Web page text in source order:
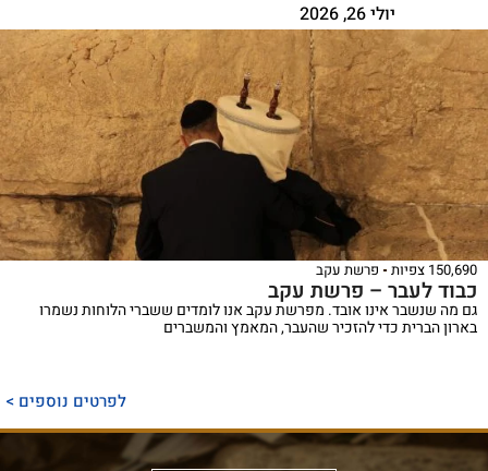
יולי 26, 2026
150,690 צפיות פרשת עקב
כבוד לעבר – פרשת עקב
גם מה שנשבר אינו אובד. מפרשת עקב אנו לומדים ששברי הלוחות נשמרו
בארון הברית כדי להזכיר שהעבר, המאמץ והמשברים
לפרטים נוספים >
לראשונה,